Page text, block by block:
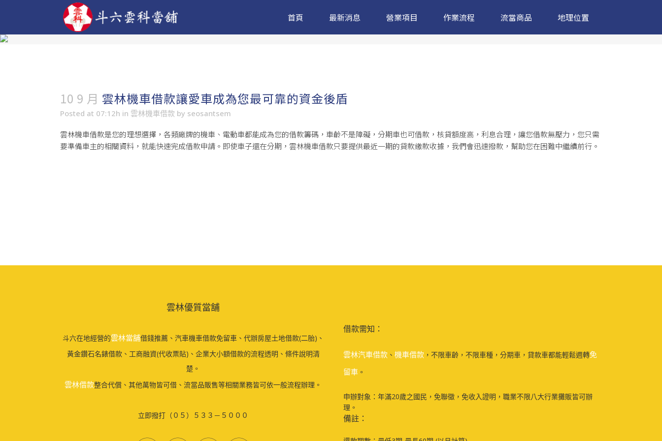
首頁 最新消息 營業項目 作業流程 流當商品 地理位置
10 9 月 雲林機車借款讓愛車成為您最可靠的資金後盾
Posted at 07:12h in 雲林機車借款 by seosantsem
雲林機車借款是您的理想選擇，各類廠牌的機車、電動車都能成為您的借款籌碼，車齡不是障礙，分期車也可借款，核貸額度高，利息合理，讓您借款無壓力，您只需
要準備車主的相關資料，就能快速完成借款申請。即使車子還在分期，雲林機車借款只要提供最近一期的貸款繳款收據，我們會迅速撥款，幫助您在困難中繼續前行。
雲林優質當舖
斗六在地經營的雲林當舖借錢推薦、汽車機車借款免留車、代辦房屋土地借款(二胎)、
黃金鑽石名錶借款、工商融資(代收票貼)、企業大小額借款的流程透明、條件說明清
楚。
雲林借款整合代償、其他萬物皆可借、流當品販售等相關業務皆可依一般流程辦理。
立即撥打（０５）５３３－５０００
借款需知：
雲林汽車借款 、 機車借款 ，不限車齡，不限車種，分期車，貸款車都能輕鬆週轉免
留車 。
申辦對象：年滿20歲之國民，免聯徵，免收入證明，職業不限八大行業攤販皆可辦
理。
備註：